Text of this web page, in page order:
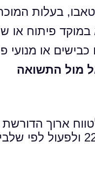
בעלות
פיתוח או
או מנועי
מול התשואה
ארוך
הסטטוס התכנוני,